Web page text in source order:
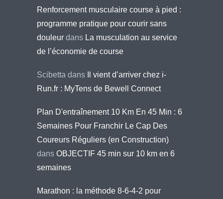
Renforcement musculaire course à pied :
programme pratique pour courir sans
douleur dans La musculation au service
de l’économie de course
Scibetta dans
Il vient d’arriver chez i-
Run.fr : MyTens de Bewell Connect
Plan D'entraînement 10 Km En 45 Min : 6
Semaines Pour Franchir Le Cap Des
Coureurs Réguliers (en Construction)
dans OBJECTIF 45 min sur 10 km en 6
semaines
Marathon : la méthode 8-6-4-2 pour